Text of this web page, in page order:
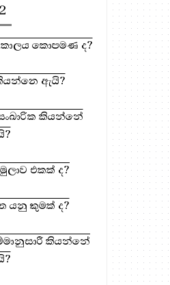
කොපමණ ද?
ඇයි?
කියන්නේ
එකක් ද?
යනු කුමක් ද?
කියන්නේ